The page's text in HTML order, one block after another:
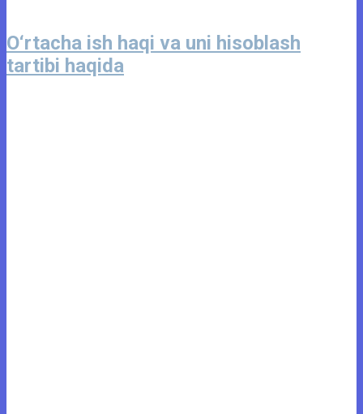
O‘rtacha ish haqi va uni hisoblash
tartibi haqida